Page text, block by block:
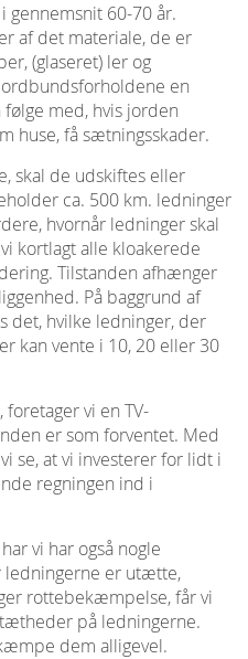
gennemsnit 60-70 år.
af det materiale, de er
(glaseret) ler og
en
med, hvis jorden
huse, få sætningsskader.
skal de udskiftes eller
ca. 500 km. ledninger
hvornår ledninger skal
kortlagt alle kloakerede
Tilstanden afhænger
På baggrund af
det, hvilke ledninger, der
kan vente i 10, 20 eller 30
vi en TV-
er som forventet. Med
se, at vi investerer for lidt i
regningen ind i
vi har også nogle
ledningerne er utætte,
rottebekæmpelse, får vi
på ledningerne.
dem alligevel.